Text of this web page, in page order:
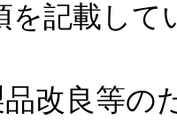
を記載して
改良等の